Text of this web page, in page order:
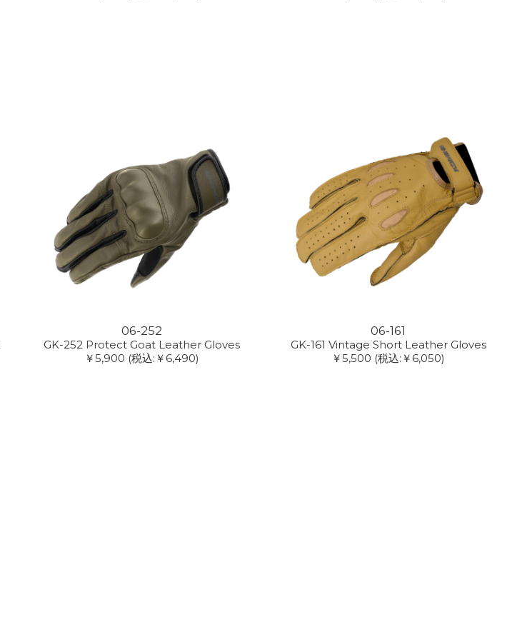
06-252
GK-252 Protect Goat Leather Gloves
￥5,900 (税込:￥6,490)
06-161
GK-161 Vintage Short Leather Gloves
￥5,500 (税込:￥6,050)